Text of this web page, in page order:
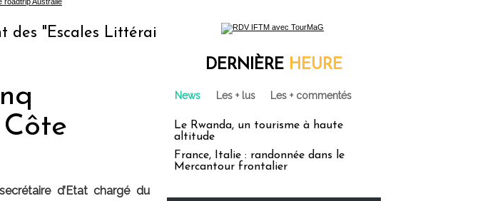
Littéraires", la première librairie du voyage
d’Etat chargé du
DERNIÈRE HEURE
News Les + lus Les + commentés
Le Rwanda, un tourisme à haute
altitude
France, Italie : randonnée dans le
Mercantour frontalier